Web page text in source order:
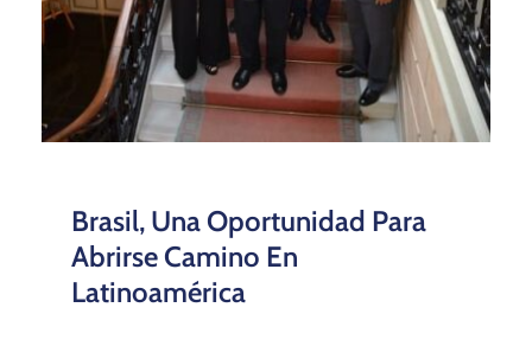
Brasil, Una Oportunidad Para
Abrirse Camino En
Latinoamérica